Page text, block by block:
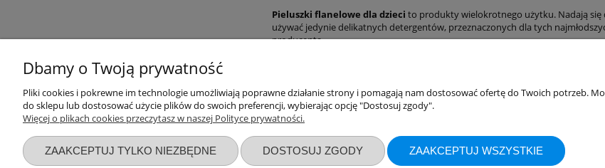
Pieluszki flanelowe dla dzieci to produkty wielokrotnego użytku. Nadają się
używać jedynie delikatnych detergentów, przeznaczonych dla tych
producenta.
Przydatne linki
Nowości
Promocje
Wyprawka dla noworodka
Warunki zakupów
Regulaminy
Zwroty i reklamacje
Polityka prywatności
Moje konto
Ustawienia konta
Przechowalnia
Dbamy o Twoją prywatność
Pliki cookies i pokrewne im technologie umożliwiają poprawne działanie strony i pomagają nam dostosować ofertę do Twoich potrzeb.
do sklepu lub dostosować użycie plików do swoich preferencji, wybierając opcję "Dostosuj zgody".
Więcej o plikach cookies przeczytasz w naszej Polityce prywatności.
ZAAKCEPTUJ TYLKO NIEZBĘDNE DOSTOSUJ ZGODY ZAAKCEPTUJ WSZYSTKIE